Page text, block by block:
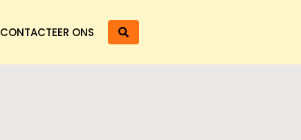
CONTACTEER ONS